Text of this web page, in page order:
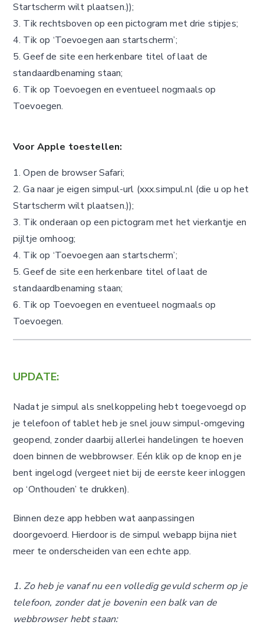
Startscherm wilt plaatsen.));
3. Tik rechtsboven op een pictogram met drie stipjes;
4. Tik op ‘Toevoegen aan startscherm’;
5. Geef de site een herkenbare titel of laat de
standaardbenaming staan;
6. Tik op Toevoegen en eventueel nogmaals op
Toevoegen.
Voor Apple toestellen:
1. Open de browser Safari;
2. Ga naar je eigen simpul-url (xxx.simpul.nl (die u op het
Startscherm wilt plaatsen.));
3. Tik onderaan op een pictogram met het vierkantje en
pijltje omhoog;
4. Tik op ‘Toevoegen aan startscherm’;
5. Geef de site een herkenbare titel of laat de
standaardbenaming staan;
6. Tik op Toevoegen en eventueel nogmaals op
Toevoegen.
UPDATE:
Nadat je simpul als snelkoppeling hebt toegevoegd op
je telefoon of tablet heb je snel jouw simpul-omgeving
geopend, zonder daarbij allerlei handelingen te hoeven
doen binnen de webbrowser. Eén klik op de knop en je
bent ingelogd (vergeet niet bij de eerste keer inloggen
op ‘Onthouden’ te drukken).
Binnen deze app hebben wat aanpassingen
doorgevoerd. Hierdoor is de simpul webapp bijna niet
meer te onderscheiden van een echte app.
1. Zo heb je vanaf nu een volledig gevuld scherm op je
telefoon, zonder dat je bovenin een balk van de
webbrowser hebt staan: